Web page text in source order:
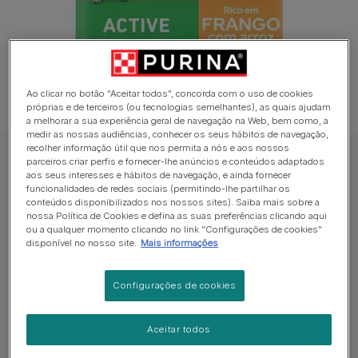
PURINA ONE Ração Seca para Cão
PURINA ONE Medium/Maxi Active - Rico
em Frango
Sem avaliações​
Formatos disponíveis: 7kg
Frango como 1º Ingrediente.
Sem adição de corantes, sem adição de
Ao clicar no botão "Aceitar todos", concorda com o uso de cookies
próprias e de terceiros (ou tecnologias semelhantes), as quais ajudam
a melhorar a sua experiência geral de navegação na Web, bem como, a
medir as nossas audiências, conhecer os seus hábitos de navegação,
recolher informação útil que nos permita a nós e aos nossos
parceiros criar perfis e fornecer-lhe anúncios e conteúdos adaptados
aos seus interesses e hábitos de navegação, e ainda fornecer
funcionalidades de redes sociais (permitindo-lhe partilhar os
conteúdos disponibilizados nos nossos sites). Saiba mais sobre a
nossa Política de Cookies e defina as suas preferências clicando aqui
ou a qualquer momento clicando no link "Configurações de cookies"
disponível no nosso site. Mais informações
Configurações de cookies
Aceitar todos